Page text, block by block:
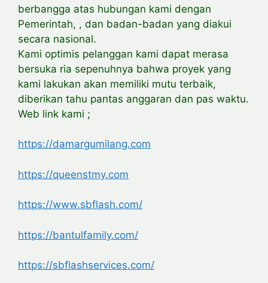
berbangga atas hubungan kami dengan
Pemerintah, , dan badan-badan yang diakui
secara nasional.
Kami optimis pelanggan kami dapat merasa
bersuka ria sepenuhnya bahwa proyek yang
kami lakukan akan memiliki mutu terbaik,
diberikan tahu pantas anggaran dan pas waktu.
Web link kami ;
https://damargumilang.com
https://queenstmy.com
https://www.sbflash.com/
https://bantulfamily.com/
https://sbflashservices.com/